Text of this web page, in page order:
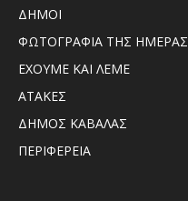
ΔΗΜΟΙ
ΦΩΤΟΓΡΑΦΙΑ ΤΗΣ ΗΜΕΡΑΣ
ΕΧΟΥΜΕ ΚΑΙ ΛΕΜΕ
ΑΤΑΚΕΣ
ΔΗΜΟΣ ΚΑΒΑΛΑΣ
ΠΕΡΙΦΕΡΕΙΑ